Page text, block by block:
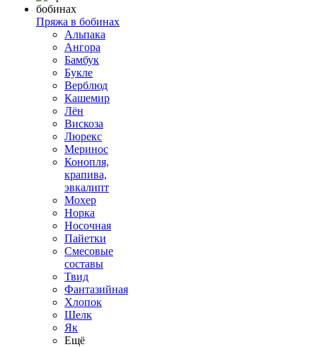
Пряжа в бобинах
Альпака
Ангора
Бамбук
Букле
Верблюд
Кашемир
Лён
Вискоза
Люрекс
Меринос
Конопля,
крапива,
эвкалипт
Мохер
Норка
Носочная
Пайетки
Смесовые
составы
Твид
Фантазийная
Хлопок
Шелк
Як
Ещё